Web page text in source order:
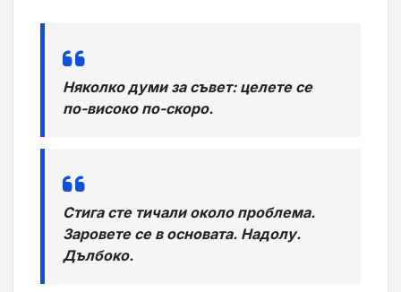
Няколко думи за съвет: целете се
по-високо по-скоро.
Стига сте тичали около проблема.
Заровете се в основата. Надолу.
Дълбоко.